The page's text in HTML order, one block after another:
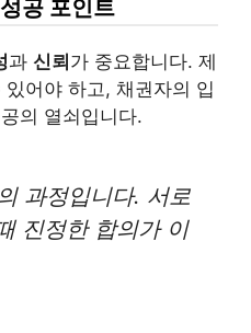
공 포인트
과 신뢰가 중요합니다. 제
어야 하고, 채권자의 입
의 열쇠입니다.
과정입니다. 서로
진정한 합의가 이